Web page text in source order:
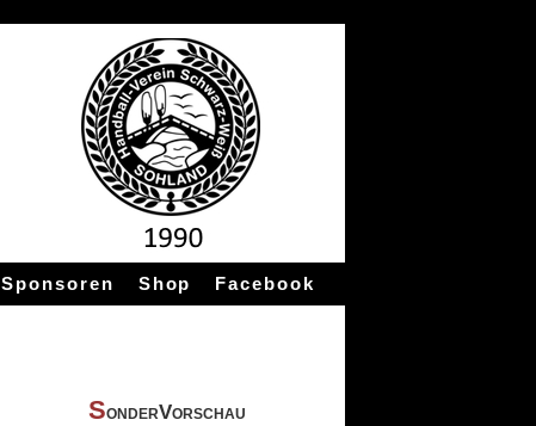
Sponsoren Shop Facebook
SonderVorschau